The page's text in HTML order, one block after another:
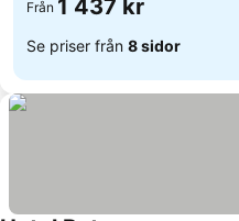
Från 1 437 kr
Se priser från 8 sidor